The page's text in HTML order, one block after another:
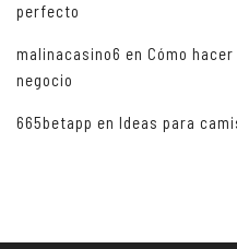
perfecto
malinacasino6 en Cómo
negocio
665betapp en Ideas para